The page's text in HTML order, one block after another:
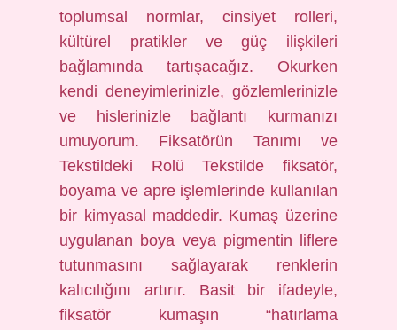
toplumsal normlar, cinsiyet rolleri,
kültürel pratikler ve güç ilişkileri
bağlamında tartışacağız. Okurken
kendi deneyimlerinizle, gözlemlerinizle
ve hislerinizle bağlantı kurmanızı
umuyorum. Fiksatörün Tanımı ve
Tekstildeki Rolü Tekstilde fiksatör,
boyama ve apre işlemlerinde kullanılan
bir kimyasal maddedir. Kumaş üzerine
uygulanan boya veya pigmentin liflere
tutunmasını sağlayarak renklerin
kalıcılığını artırır. Basit bir ifadeyle,
fiksatör kumaşın “hatırlama